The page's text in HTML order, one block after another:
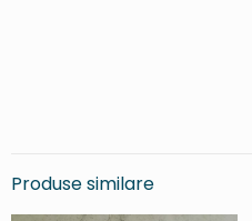
Produse similare